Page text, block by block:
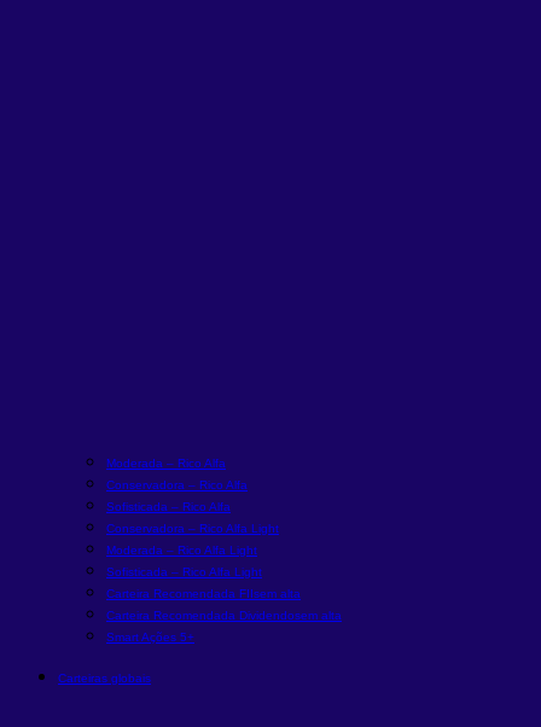
Moderada – Rico Alfa
Conservadora – Rico Alfa
Sofisticada – Rico Alfa
Conservadora – Rico Alfa Light
Moderada – Rico Alfa Light
Sofisticada – Rico Alfa Light
Carteira Recomendada FIIsem alta
Carteira Recomendada Dividendosem alta
Smart Ações 5+
Carteiras globais